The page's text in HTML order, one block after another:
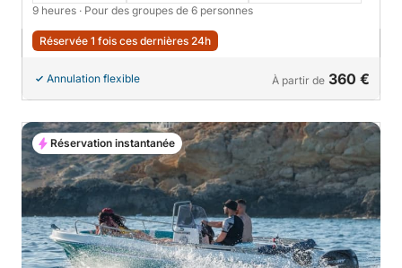
9 heures · Pour des groupes de 6 personnes
Réservée 1 fois ces dernières 24h
Annulation flexible À partir de 360 €
Réservation instantanée